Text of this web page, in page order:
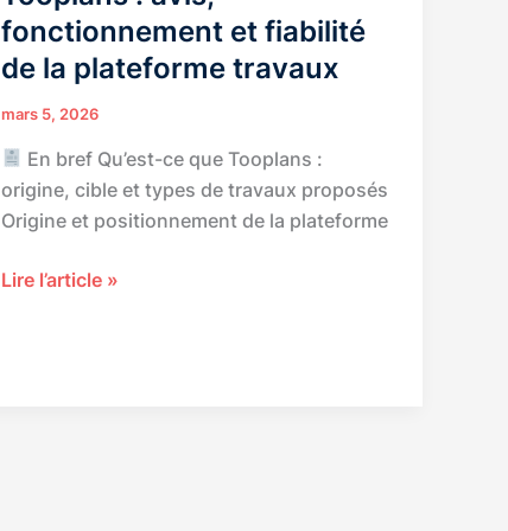
fonctionnement et fiabilité
de la plateforme travaux
mars 5, 2026
En bref Qu’est-ce que Tooplans :
origine, cible et types de travaux proposés
Origine et positionnement de la plateforme
Tooplans
Lire l’article »